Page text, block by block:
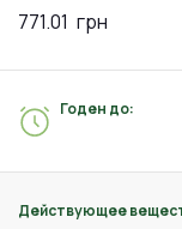
771.01 грн
Действующее
Годен до: